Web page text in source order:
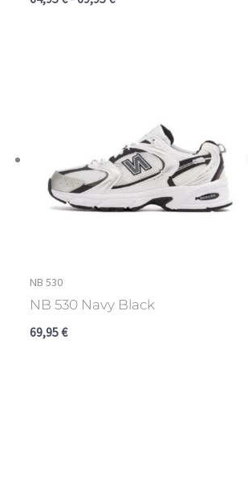
NB 530
NB 530 Navy Black
69,95€